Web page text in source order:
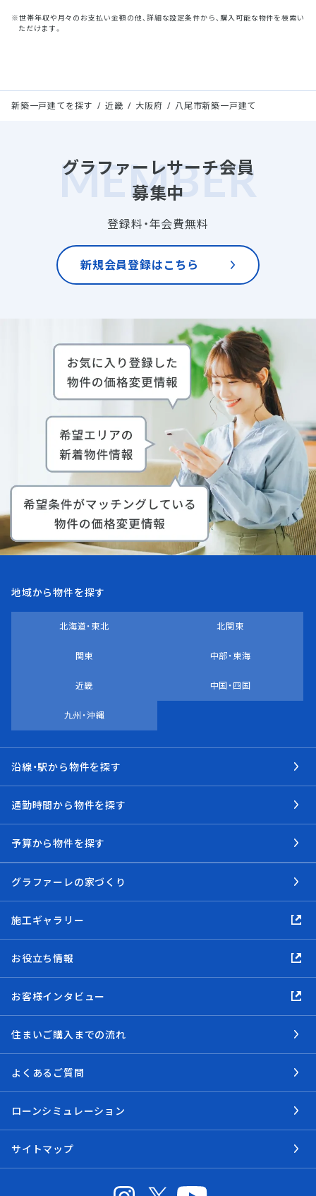
※世帯年収や月々のお支払い金額の他、詳細な設定条件から、購入可能な物件を検索い
ただけます。
新築一戸建てを探す 近畿 大阪府 八尾市新築一戸建て
グラファーレサーチ会員
募集中
登録料・年会費無料
新規会員登録はこちら
地域から物件を探す
北海道・東北 北関東
関東 中部・東海
近畿 中国・四国
九州・沖縄
沿線・駅から物件を探す
通勤時間から物件を探す
予算から物件を探す
グラファーレの家づくり
施工ギャラリー
お役立ち情報
お客様インタビュー
住まいご購入までの流れ
よくあるご質問
ローンシミュレーション
サイトマップ